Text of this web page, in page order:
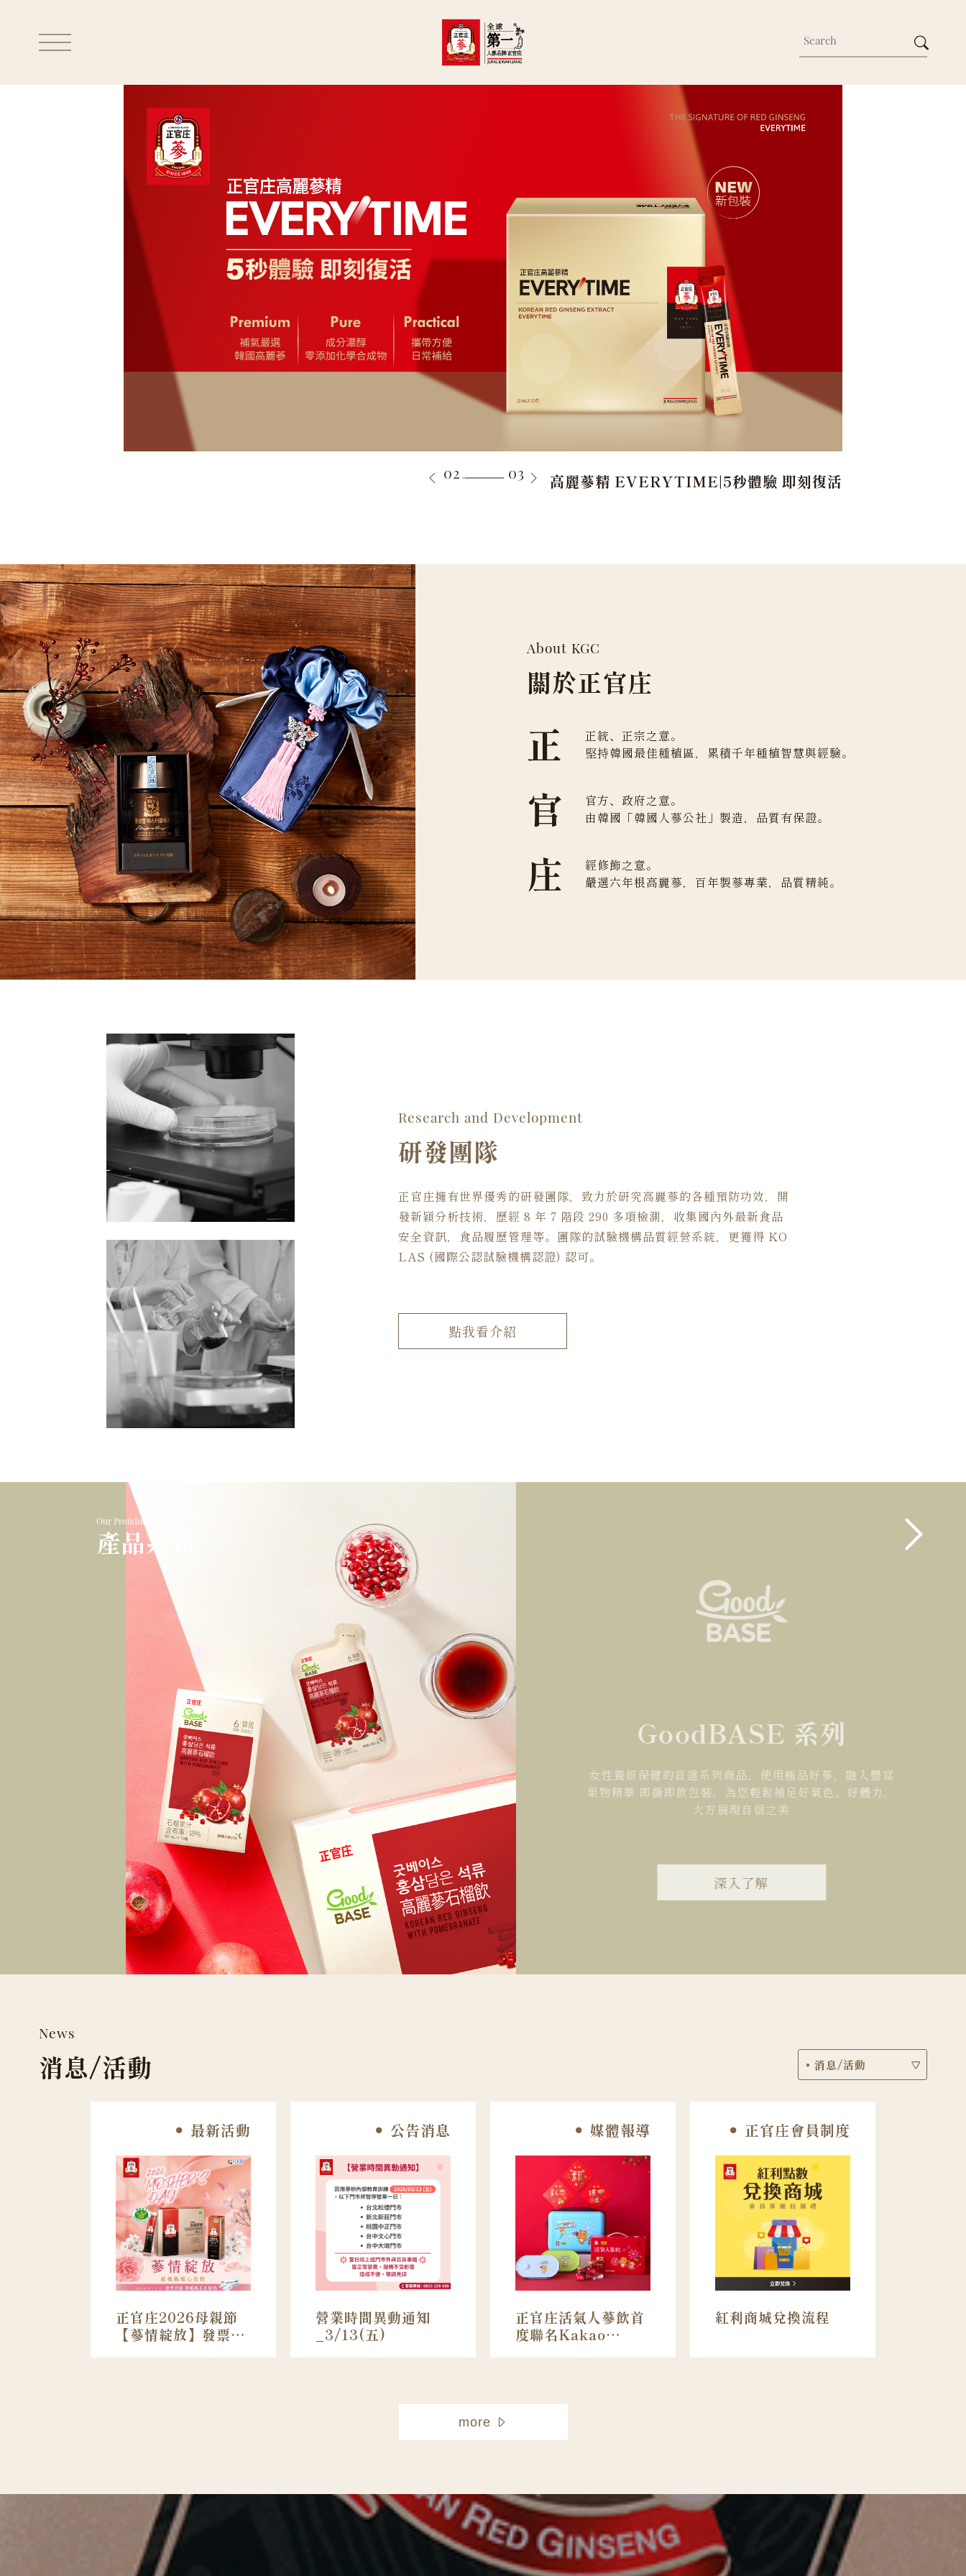
02 03
About KGC
關於正官庄
正
正統、正宗之意。
堅持韓國最佳種植區，累積千年種植智慧與經驗。
官
官方、政府之意。
由韓國「韓國人蔘公社」製造，品質有保證。
庄
經修飾之意。
嚴選六年根高麗蔘，百年製蔘專業，品質精純。
Research and Development
研發團隊
正官庄擁有世界優秀的研發團隊，致力於研究高麗蔘的各種預防功效，開
發新穎分析技術，歷經 8 年 7 階段 290 多項檢測，收集國內外最新食品
安全資訊，食品履歷管理等。團隊的試驗機構品質經營系統，更獲得 KO
LAS (國際公認試驗機構認證) 認可。
點我看介紹
Our Prouducts
產品系列
GoodBASE 系列
女性養妍保健的首選系列商品，使用極品好蔘，融入豐富
果物精華 即撕即飲包裝，為您輕鬆補足好氣色、好體力，
大方展現自信之美
深入了解
News
消息/活動
最新活動
正官庄2026母親節
【蔘情綻放】發票登
公告消息
營業時間異動通知
_3/13(五)
媒體報導
正官庄活氣人蔘飲首
度聯名Kakao
正官庄會員制度
紅利商城兌換流程
more